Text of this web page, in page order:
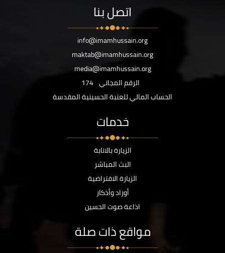
اتصل بنا
info@imamhussain.org
maktab@imamhussain.org
media@imamhussain.org
الرقم المجاني 174
الحساب المالي للعتبة الحسينية المقدسة
خدمات
الزيارة بالانابة
البث المباشر
الزيارة الافتراضية
أوراد وأذكار
اذاعة صوت الحسين
مواقع ذات صلة